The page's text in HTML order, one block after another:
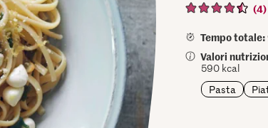
(4)
Tempo totale:
Valori
590 kcal
Pasta